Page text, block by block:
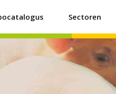
Sectoren